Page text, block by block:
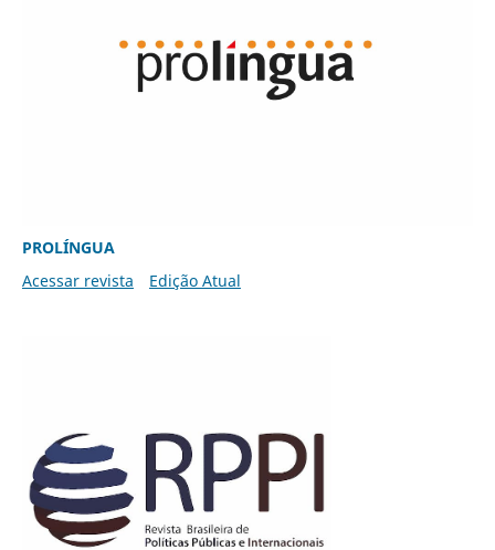
PROLÍNGUA
Acessar revista
Edição Atual